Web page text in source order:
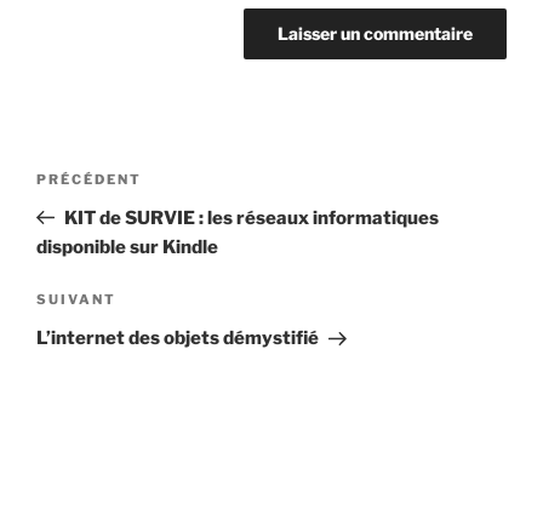
Navigation
l’article
Article
précédent
PRÉCÉDENT
KIT de SURVIE : les réseaux informatiques
disponible sur Kindle
Article
suivant
SUIVANT
L’internet des objets démystifié